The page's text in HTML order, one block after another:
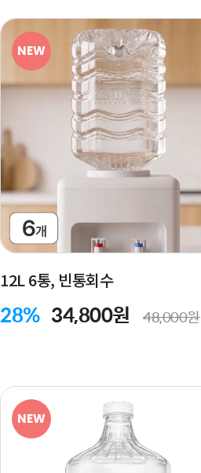
NEW
12L 6통, 빈통회수
28% 34,800원 48,000원
NEW